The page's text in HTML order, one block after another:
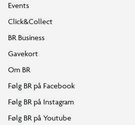
Events
Click&Collect
BR Business
Gavekort
Om BR
Følg BR på Facebook
Følg BR på Instagram
Følg BR på Youtube